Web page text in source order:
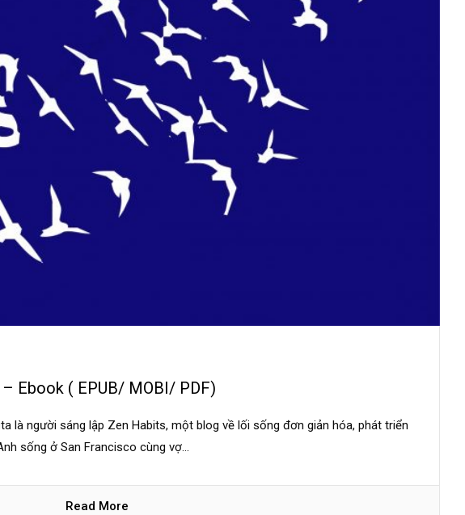
Ebook ( EPUB/ MOBI/ PDF)
là người sáng lập Zen Habits, một blog về lối sống đơn giản hóa, phát triển
sống ở San Francisco cùng vợ...
Read More